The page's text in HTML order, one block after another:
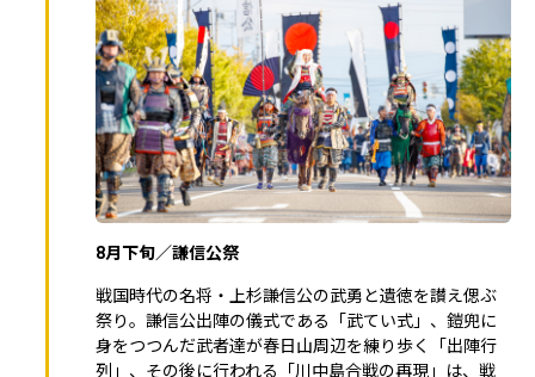
8月下旬／謙信公祭
戦国時代の名将・上杉謙信公の武勇と遺徳を讃え偲ぶ
祭り。謙信公出陣の儀式である「武てい式」、鎧兜に
身をつつんだ武者達が春日山周辺を練り歩く「出陣行
列」、その後に行われる「川中島合戦の再現」は、戦